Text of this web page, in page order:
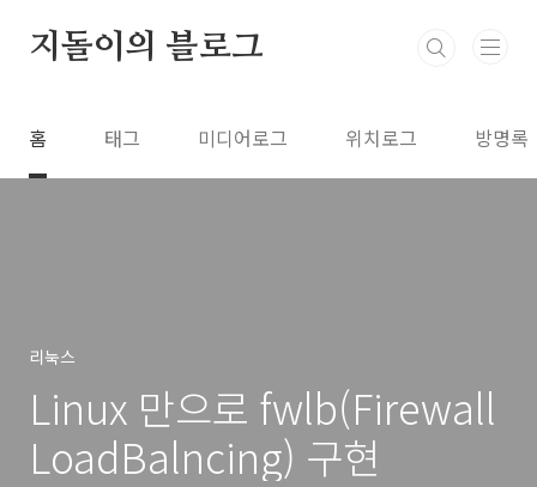
지돌이의 블로그
홈 태그 미디어로그 위치로그 방명록
리눅스
Linux 만으로 fwlb(Firewall
LoadBalncing) 구현